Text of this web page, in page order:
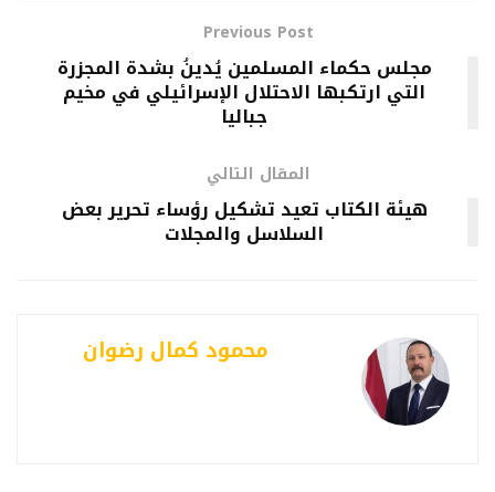
Previous Post
مجلس حكماء المسلمين يُدينُ بشدة المجزرة
التي ارتكبها الاحتلال الإسرائيلي في مخيم
جباليا
المقال التالي
هيئة الكتاب تعيد تشكيل رؤساء تحرير بعض
السلاسل والمجلات
محمود كمال رضوان